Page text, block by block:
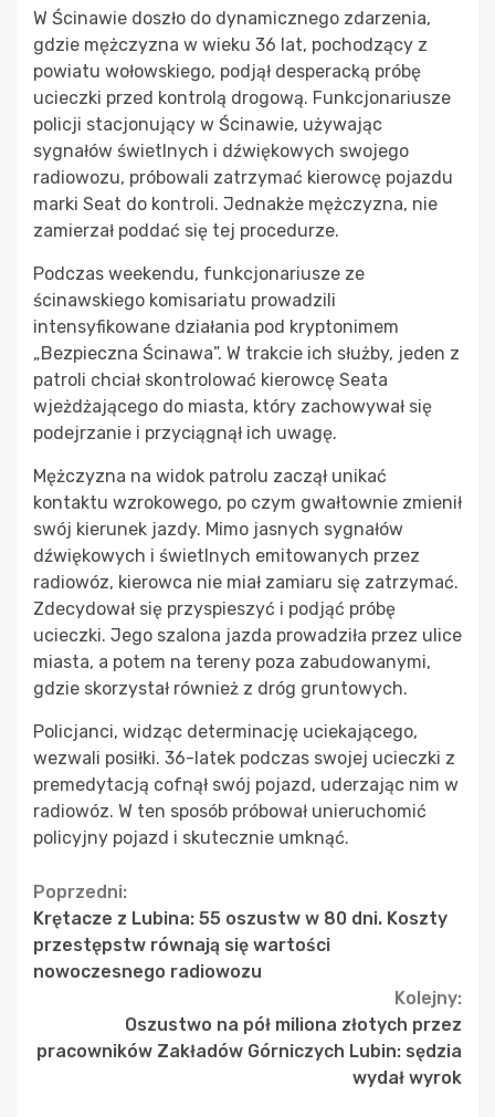
W Ścinawie doszło do dynamicznego zdarzenia,
gdzie mężczyzna w wieku 36 lat, pochodzący z
powiatu wołowskiego, podjął desperacką próbę
ucieczki przed kontrolą drogową. Funkcjonariusze
policji stacjonujący w Ścinawie, używając
sygnałów świetlnych i dźwiękowych swojego
radiowozu, próbowali zatrzymać kierowcę pojazdu
marki Seat do kontroli. Jednakże mężczyzna, nie
zamierzał poddać się tej procedurze.
Podczas weekendu, funkcjonariusze ze
ścinawskiego komisariatu prowadzili
intensyfikowane działania pod kryptonimem
„Bezpieczna Ścinawa”. W trakcie ich służby, jeden z
patroli chciał skontrolować kierowcę Seata
wjeżdżającego do miasta, który zachowywał się
podejrzanie i przyciągnął ich uwagę.
Mężczyzna na widok patrolu zaczął unikać
kontaktu wzrokowego, po czym gwałtownie zmienił
swój kierunek jazdy. Mimo jasnych sygnałów
dźwiękowych i świetlnych emitowanych przez
radiowóz, kierowca nie miał zamiaru się zatrzymać.
Zdecydował się przyspieszyć i podjąć próbę
ucieczki. Jego szalona jazda prowadziła przez ulice
miasta, a potem na tereny poza zabudowanymi,
gdzie skorzystał również z dróg gruntowych.
Policjanci, widząc determinację uciekającego,
wezwali posiłki. 36-latek podczas swojej ucieczki z
premedytacją cofnął swój pojazd, uderzając nim w
radiowóz. W ten sposób próbował unieruchomić
policyjny pojazd i skutecznie umknąć.
Continue
Reading
Poprzedni:
Krętacze z Lubina: 55 oszustw w 80 dni. Koszty
przestępstw równają się wartości
nowoczesnego radiowozu
Kolejny:
Oszustwo na pół miliona złotych przez
pracowników Zakładów Górniczych Lubin: sędzia
wydał wyrok